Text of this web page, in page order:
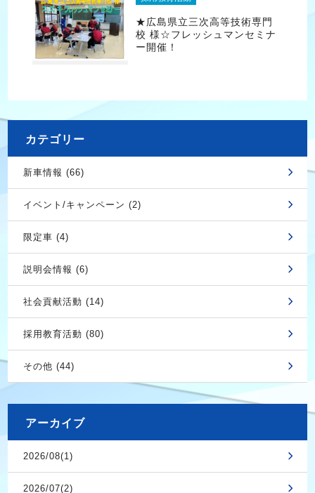
★広島県立三次高等技術専門
校 様☆フレッシュマンセミナ
ー開催！
カテゴリー
新車情報 (66)
イベント/キャンペーン (2)
限定車 (4)
説明会情報 (6)
社会貢献活動 (14)
採用教育活動 (80)
その他 (44)
アーカイブ
2026/08(1)
2026/07(2)